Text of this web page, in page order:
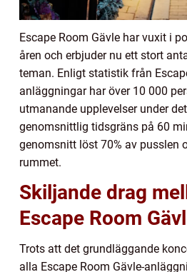
Escape Room Gävle har vuxit i
åren och erbjuder nu ett stort
teman. Enligt statistik från
anläggningar har över 10 000
utmanande upplevelser under
genomsnittlig tidsgräns på 60
genomsnitt löst 70% av pusslen
rummet.
Skiljande drag
Escape Room
Trots att det grundläggande
alla Escape Room Gävle-